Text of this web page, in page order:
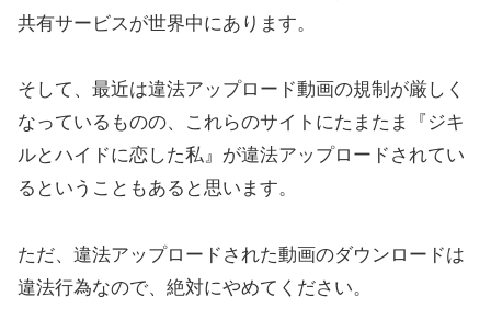
共有サービスが世界中にあります。
そして、最近は違法アップロード動画の規制が厳しく
なっているものの、これらのサイトにたまたま『ジキ
ルとハイドに恋した私』が違法アップロードされてい
るということもあると思います。
ただ、違法アップロードされた動画のダウンロードは
違法行為なので、絶対にやめてください。